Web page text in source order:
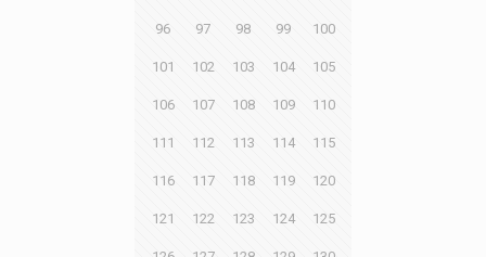
96 97 98 99 100
101 102 103 104 105
106 107 108 109 110
111 112 113 114 115
116 117 118 119 120
121 122 123 124 125